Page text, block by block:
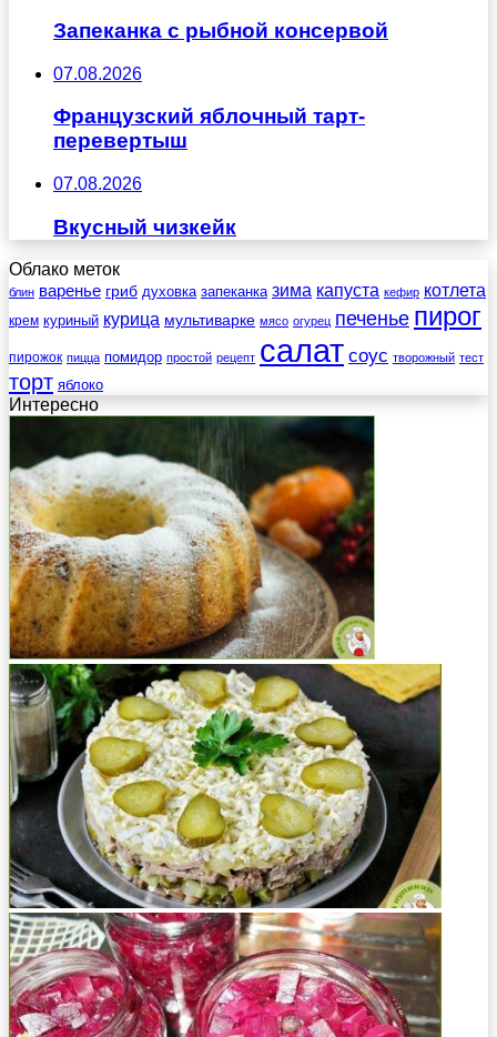
Запеканка с рыбной консервой
07.08.2026
Французский яблочный тарт-
перевертыш
07.08.2026
Вкусный чизкейк
Облако меток
блин варенье гриб духовка запеканка зима капуста кефир котлета
крем куриный курица мультиварке мясо огурец печенье пирог
пирожок пицца помидор простой рецепт салат соус творожный тест
торт яблоко
Интересно